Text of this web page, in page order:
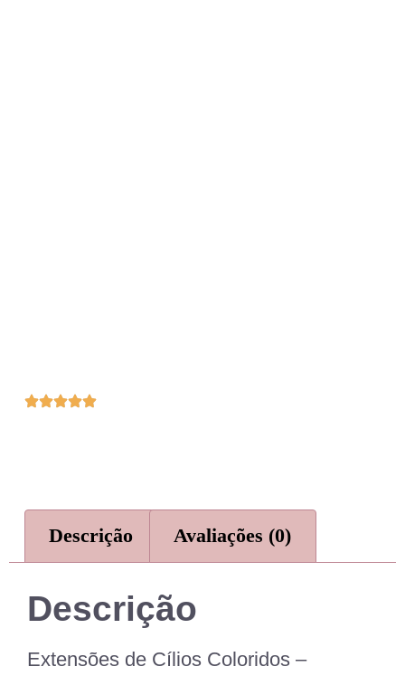
Descrição Avaliações (0)
Descrição
Extensões de Cílios Coloridos –